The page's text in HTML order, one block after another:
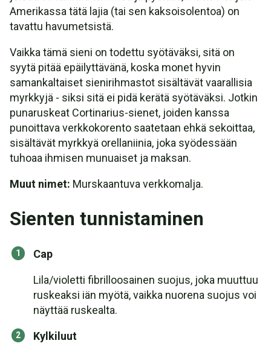
Amerikassa tätä lajia (tai sen kaksoisolentoa) on
tavattu havumetsistä.
Vaikka tämä sieni on todettu syötäväksi, sitä on
syytä pitää epäilyttävänä, koska monet hyvin
samankaltaiset sienirihmastot sisältävät vaarallisia
myrkkyjä - siksi sitä ei pidä kerätä syötäväksi. Jotkin
punaruskeat Cortinarius-sienet, joiden kanssa
punoittava verkkokorento saatetaan ehkä sekoittaa,
sisältävät myrkkyä orellaniinia, joka syödessään
tuhoaa ihmisen munuaiset ja maksan.
Muut nimet: Murskaantuva verkkomalja.
Sienten tunnistaminen
Cap
Lila/violetti fibrilloosainen suojus, joka muuttuu
ruskeaksi iän myötä, vaikka nuorena suojus voi
näyttää ruskealta.
Kylkiluut